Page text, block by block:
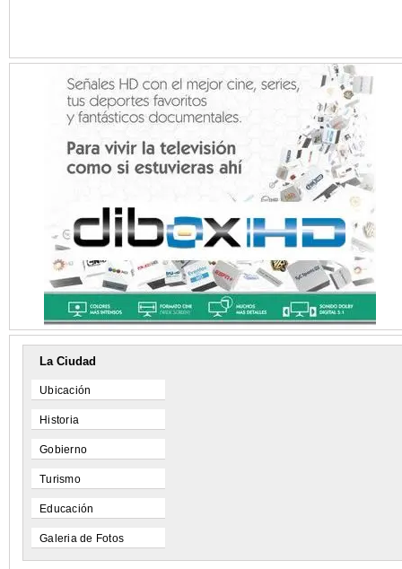
La Ciudad
Ubicación
Historia
Gobierno
Turismo
Educación
Galeria de Fotos